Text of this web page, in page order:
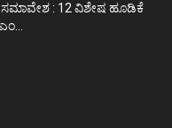
: 12 ವಿಶೇಷ ಹೂಡಿಕೆ